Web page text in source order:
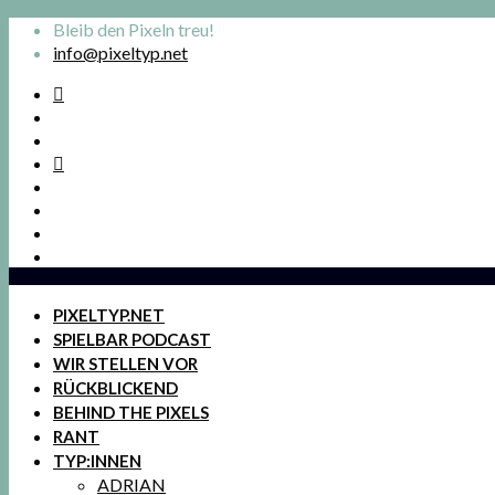
Bleib den Pixeln treu!
info@pixeltyp.net
PIXELTYP.NET
SPIELBAR PODCAST
WIR STELLEN VOR
RÜCKBLICKEND
BEHIND THE PIXELS
RANT
TYP:INNEN
ADRIAN